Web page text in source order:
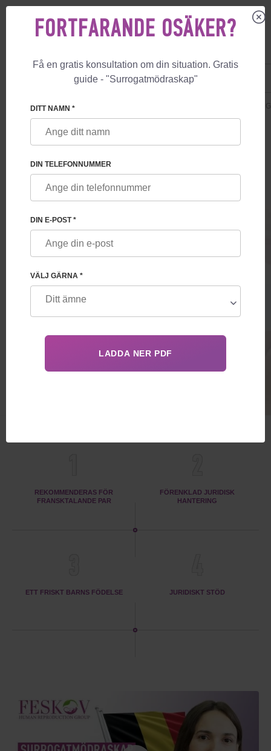
+1 844 892 78 00 UK
PRISER SURROGATMÖDRASKAP GUARANTEE.
GUARANTEE. FÖRLOSSNING I BELGIEN
Obegränsat antal IVF + PGD-försök fram
till barnets födelse. I paketet ingår ett
barns födelse i ett fransktalande land
80 000€
REKOMMENDERAS FÖR
FRANSKTALANDE PAR
FÖRENKLAD JURIDISK
HANTERING
ETT FRISKT BARNS FÖDELSE JURIDISKT STÖD
FORTFARANDE OSÄKER?
Få en gratis konsultation om din situation. Gratis
guide - "Surrogatmödraskap"
DITT NAMN *
DIN TELEFONNUMMER
DIN E-POST *
VÄLJ GÄRNA *